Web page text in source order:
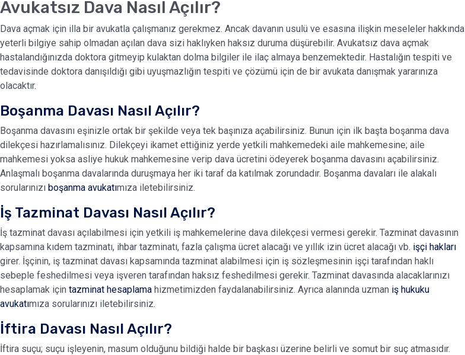
Avukatsız Dava Nasıl Açılır?
Dava açmak için illa bir avukatla çalışmanız gerekmez. Ancak davanın usulü ve esasına ilişkin meseleler hakkında
yeterli bilgiye sahip olmadan açılan dava sizi haklıyken haksız duruma düşürebilir. Avukatsız dava açmak
hastalandığınızda doktora gitmeyip kulaktan dolma bilgiler ile ilaç almaya benzemektedir. Hastalığın tespiti ve
tedavisinde doktora danışıldığı gibi uyuşmazlığın tespiti ve çözümü için de bir avukata danışmak yararınıza
olacaktır.
Boşanma Davası Nasıl Açılır?
Boşanma davasını eşinizle ortak bir şekilde veya tek başınıza açabilirsiniz. Bunun için ilk başta boşanma dava
dilekçesi hazırlamalısınız. Dilekçeyi ikamet ettiğiniz yerde yetkili mahkemedeki aile mahkemesine; aile
mahkemesi yoksa asliye hukuk mahkemesine verip dava ücretini ödeyerek boşanma davasını açabilirsiniz.
Anlaşmalı boşanma davalarında duruşmaya her iki taraf da katılmak zorundadır. Boşanma davaları ile alakalı
sorularınızı boşanma avukatımıza iletebilirsiniz.
İş Tazminat Davası Nasıl Açılır?
İş tazminat davası açılabilmesi için yetkili iş mahkemelerine dava dilekçesi vermesi gerekir. Tazminat davasının
kapsamına kıdem tazminatı, ihbar tazminatı, fazla çalışma ücret alacağı ve yıllık izin ücret alacağı vb. işçi hakları
girer. İşçinin, iş tazminat davası kapsamında tazminat alabilmesi için iş sözleşmesinin işçi tarafından haklı
sebeple feshedilmesi veya işveren tarafından haksız feshedilmesi gerekir. Tazminat davasında alacaklarınızı
hesaplamak için tazminat hesaplama hizmetimizden faydalanabilirsiniz. Ayrıca alanında uzman iş hukuku
avukatımıza sorularınızı iletebilirsiniz.
İftira Davası Nasıl Açılır?
İftira suçu; suçu işleyenin, masum olduğunu bildiği halde bir başkası üzerine belirli ve somut bir suç atmasıdır.